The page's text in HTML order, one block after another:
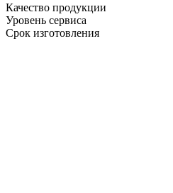
Качество продукции
Уровень сервиса
Срок изготовления